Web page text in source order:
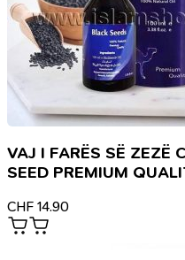
VAJ I FARËS SË ZEZË
SEED PREMIUM
CHF 14.90